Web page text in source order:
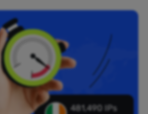
481,490 IPs